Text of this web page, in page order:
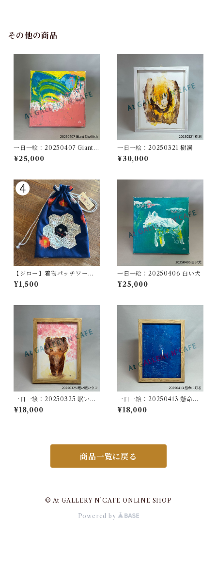
その他の商品
一日一絵：20250407 Giant S
hellfish
¥25,000
一日一絵：20250321 樹洞
¥30,000
【ジロー】着物パッチワーク
巾着（大）【YUKIジロー】
¥1,500
一日一絵：20250406 白い犬
¥25,000
一日一絵：20250325 眠い眠
いクマ
¥18,000
一日一絵：20250413 懸命に
灯る
¥18,000
商品一覧に戻る
© At GALLERY N’CAFE ONLINE SHOP
Powered by